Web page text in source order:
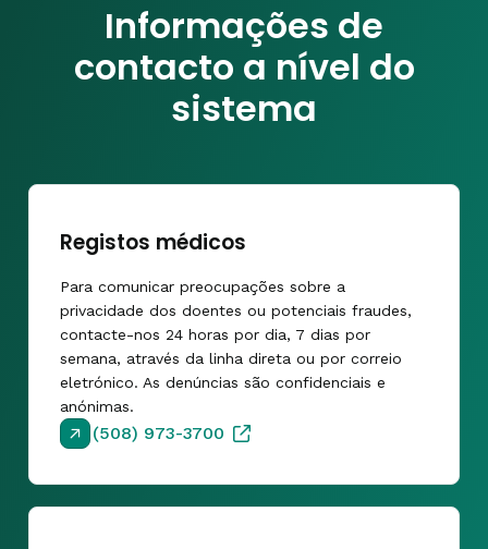
Informações de
contacto a nível do
sistema
Registos médicos
Para comunicar preocupações sobre a
privacidade dos doentes ou potenciais fraudes,
contacte-nos 24 horas por dia, 7 dias por
semana, através da linha direta ou por correio
eletrónico. As denúncias são confidenciais e
anónimas.
(508) 973-3700